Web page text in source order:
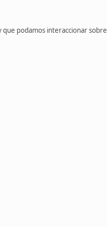
podamos interaccionar